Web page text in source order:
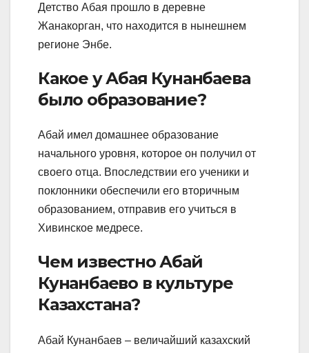
Детство Абая прошло в деревне
Жанакорган, что находится в нынешнем
регионе Энбе.
Какое у Абая Кунанбаева
было образование?
Абай имел домашнее образование
начального уровня, которое он получил от
своего отца. Впоследствии его ученики и
поклонники обеспечили его вторичным
образованием, отправив его учиться в
Хивинское медресе.
Чем известно Абай
Кунанбаево в культуре
Казахстана?
Абай Кунанбаев – величайший казахский